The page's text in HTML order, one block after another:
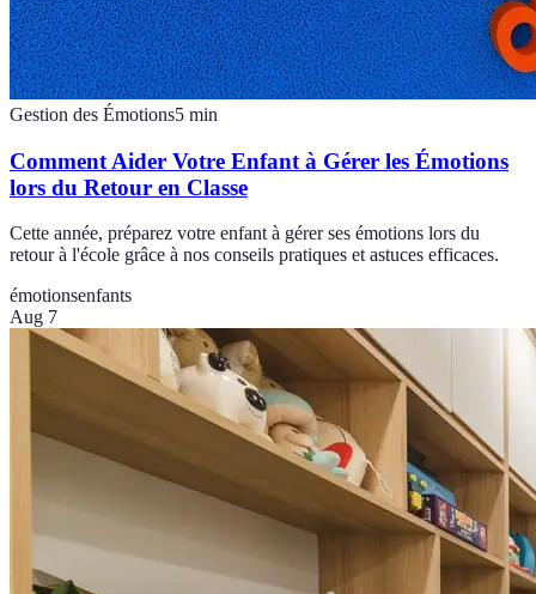
Gestion des Émotions5 min
Comment Aider Votre Enfant à Gérer les Émotions
lors du Retour en Classe
Cette année, préparez votre enfant à gérer ses émotions lors du
retour à l'école grâce à nos conseils pratiques et astuces efficaces.
émotionsenfants
Aug 7